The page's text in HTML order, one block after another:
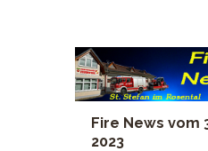
Fire News vom
2023